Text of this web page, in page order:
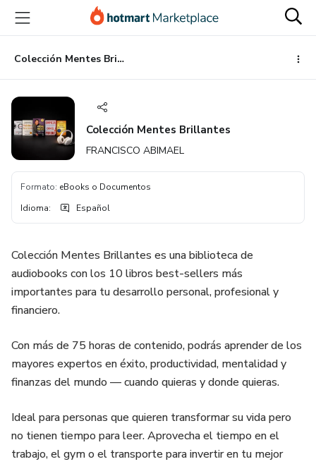
principal
página
de
página
Colección Mentes Brillantes
Colección Mentes Brillantes
FRANCISCO ABIMAEL
Formato: eBooks o Documentos
Idioma: Español
Colección Mentes Brillantes es una biblioteca de
audiobooks con los 10 libros best-sellers más
importantes para tu desarrollo personal, profesional y
financiero.
Con más de 75 horas de contenido, podrás aprender de los
mayores expertos en éxito, productividad, mentalidad y
finanzas del mundo — cuando quieras y donde quieras.
Ideal para personas que quieren transformar su vida pero
no tienen tiempo para leer. Aprovecha el tiempo en el
trabajo, el gym o el transporte para invertir en tu mejor